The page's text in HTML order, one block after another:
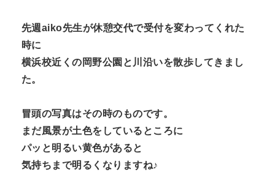
先週aiko先生が休憩交代で受付を変わってくれた
時に
横浜校近くの岡野公園と川沿いを散歩してきまし
た。
冒頭の写真はその時のものです。
まだ風景が土色をしているところに
パッと明るい黄色があると
気持ちまで明るくなりますね♪